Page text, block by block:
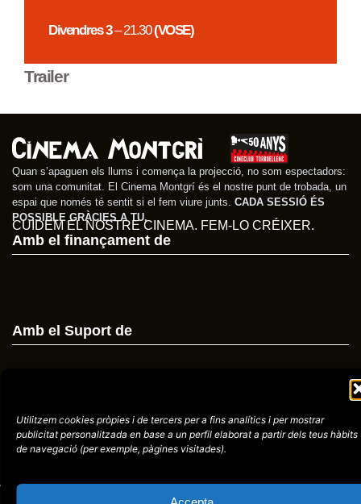
Utilitzem cookies pròpies i de tercers per a fins analítics i per mostrar
publicitatpersonalitzada en base a un perfil elaborat a partir dels teus hàbits
de navegació (perexemple, pàgines visitades).
Divendres 3– 21.30(VOSE)
Trailer
Quan s’apaguen els llums i comença la projecció, no som espectadors:
som una comunitat. El Cinema Montgrí és el nostre punt de trobada, un
espai que només té sentit si el fem viure junts. CADA SESSIÓ ÉS
POSSIBLE GRÀCIES A TU.
CUIDEM EL NOSTRE CINEMA. FEM-LO CRÉIXER.
Amb el finançament de
Amb el Suport de
Avís
legal
Política de
Privacitat
972758396